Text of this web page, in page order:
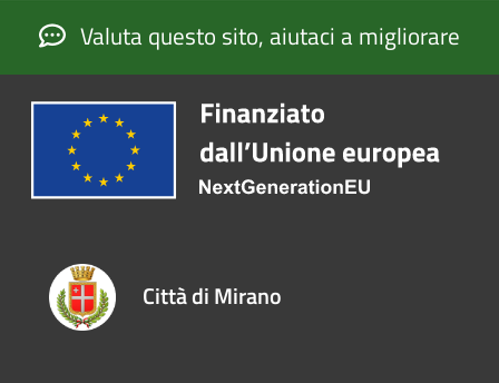
Valuta questo sito, aiutaci a migliorare
Città di Mirano